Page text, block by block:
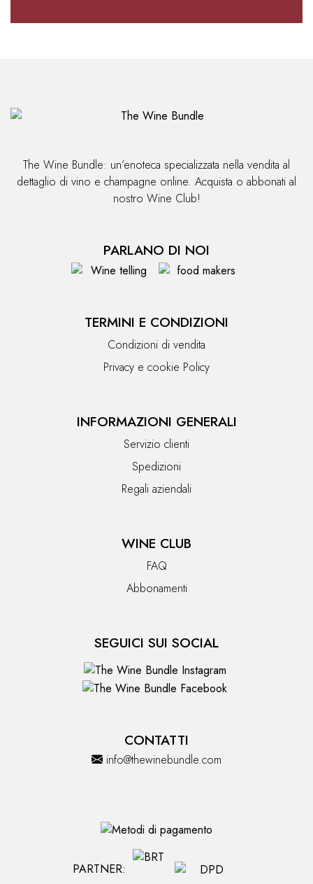
The Wine Bundle: un’enoteca specializzata nella vendita al
dettaglio di vino e champagne online. Acquista o abbonati al
nostro Wine Club!
PARLANO DI NOI
TERMINI E CONDIZIONI
Condizioni di vendita
Privacy e cookie Policy
INFORMAZIONI GENERALI
Servizio clienti
Spedizioni
Regali aziendali
WINE CLUB
FAQ
Abbonamenti
SEGUICI SUI SOCIAL
CONTATTI
info@thewinebundle.com
PARTNER: